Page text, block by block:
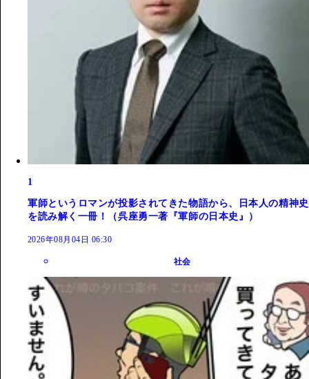
1
軍師というロマンが投影されてきた物語から、日本人の精神史
を読み解く一冊！（呉座勇一著『軍師の日本史』）
2026年08月04日 06:30
社会